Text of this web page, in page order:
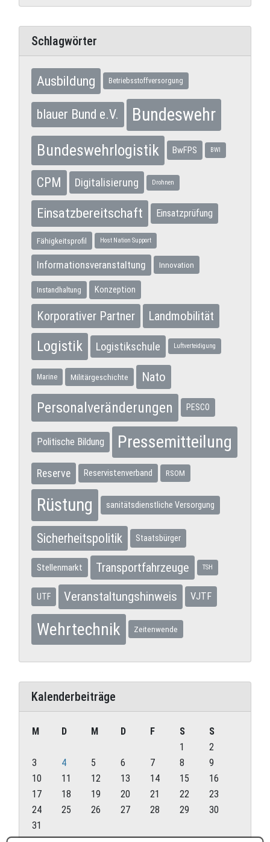
Schlagwörter
Ausbildung Betriebsstoffversorgung
blauer Bund e.V. Bundeswehr
Bundeswehrlogistik BwFPS BWI
CPM Digitalisierung Drohnen
Einsatzbereitschaft Einsatzprüfung
Fähigkeitsprofil Host Nation Support
Informationsveranstaltung Innovation
Instandhaltung Konzeption
Korporativer Partner Landmobilität
Logistik Logistikschule Luftverteidigung
Marine Militärgeschichte Nato
Personalveränderungen PESCO
Politische Bildung Pressemitteilung
Reserve Reservistenverband RSOM
Rüstung sanitätsdienstliche Versorgung
Sicherheitspolitik Staatsbürger
Stellenmarkt Transportfahrzeuge TSH
UTF Veranstaltungshinweis VJTF
Wehrtechnik Zeitenwende
Kalenderbeiträge
M D M D F S
S
1
2
3
4 5 6 7 8
9
10
11 12 13 14 15
16
17
18 19 20 21 22
23
24
25 26 27 28 29
30
31